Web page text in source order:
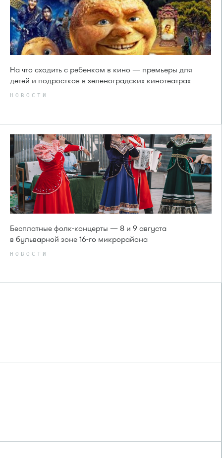
На что сходить с ребенком в кино — премьеры для
детей и подростков в зеленоградских кинотеатрах
НОВОСТИ
Бесплатные фолк-концерты — 8 и 9 августа
в бульварной зоне 16-го микрорайона
НОВОСТИ